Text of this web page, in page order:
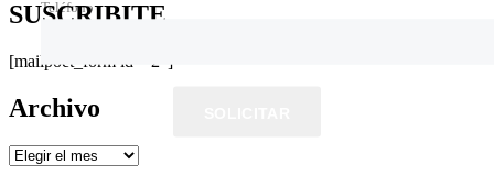
SUSCRIBITE
[mailpoet_form id="2"]
Archivo
Archivo
Teléfono